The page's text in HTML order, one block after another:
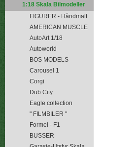
1:18 Skala Bilmodeller
FIGURER - Håndmalt
AMERICAN MUSCLE
AutoArt 1/18
Autoworld
BOS MODELS
Carousel 1
Corgi
Dub City
Eagle collection
" FILMBILER "
Formel - F1
BUSSER